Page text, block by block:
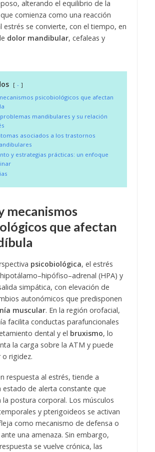
alterando el equilibrio de la
comienza como una reacción
estrés se convierte, con el tiempo, en
dolor mandibular, cefaleas y
-
psicobiológicos que afectan
mandibulares y su relación
asociados a los trastornos
y estrategias prácticas: un enfoque
mecanismos
que afectan
psicobiológica, el estrés
(HPA) y
simpática, con elevación de
autonómicos que predisponen
muscular. En la región orofacial,
facilita conductas parafuncionales
dental y el bruxismo, lo
la carga sobre la ATM y puede
rigidez.
respuesta al estrés, tiende a
estado de alerta constante que
la postura corporal. Los músculos
y pterigoideos se activan
como mecanismo de defensa o
una amenaza. Sin embargo,
se vuelve crónica, las